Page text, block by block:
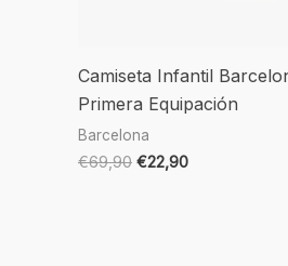
Camiseta Infantil
Primera Equipación
Barcelona
€69,90 €22,90